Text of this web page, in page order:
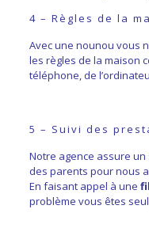
4 – Règles de la
Avec une nounou vous
les règles de la maison
téléphone, de
5 – Suivi des
Notre agence assure
des parents pour nous
En faisant appel à une
problème vous êtes